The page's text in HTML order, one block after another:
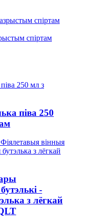
спіртам
піва 250
-
з лёгкай